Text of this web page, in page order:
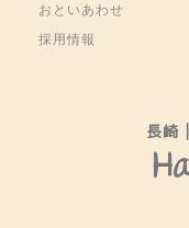
おといあわせ
採用情報
長崎